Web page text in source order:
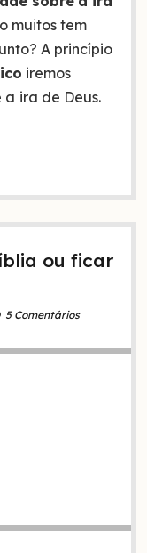
muitos tem
A princípio
iremos
a ira de Deus.
ou ficar
5 Comentários